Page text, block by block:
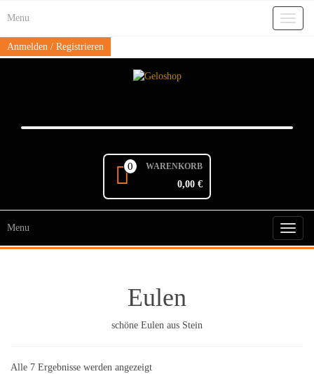
content
Toggle
Menu
Anmelden / Registrieren
0 WARENKORB
0,00 €
Toggle
Menu
Eulen
schöne Eulen aus Stein
Alle 7 Ergebnisse werden angezeigtNach